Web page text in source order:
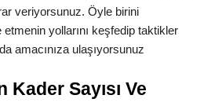
veriyorsunuz. Öyle birini
yollarını keşfedip taktikler
amacınıza ulaşıyorsunuz
Sayısı Ve